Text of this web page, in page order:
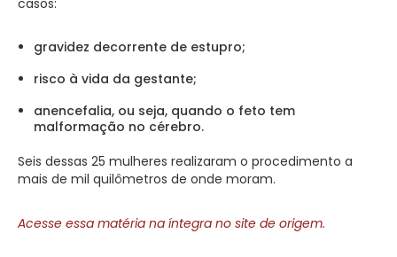
gravidez decorrente de estupro;
risco à vida da gestante;
anencefalia, ou seja, quando o feto tem
malformação no cérebro.
Seis dessas 25 mulheres realizaram o procedimento a
mais de mil quilômetros de onde moram.
Acesse essa matéria na íntegra no site de origem.